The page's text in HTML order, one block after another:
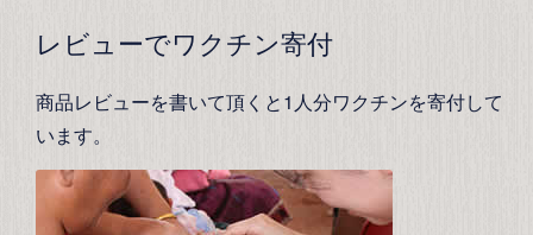
レビューでワクチン寄付
商品レビューを書いて頂くと1人分ワクチンを寄付して
います。